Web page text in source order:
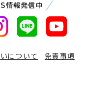
情報発信中
について
免責事項